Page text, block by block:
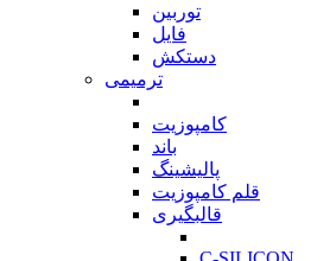
توربین
فایل
دستکش
ترمیمی
کامپوزیت
باند
پالیشینگ
قلم کامپوزیت
قالبگیری